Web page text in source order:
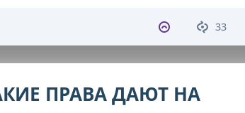
33
ПРАВА ДАЮТ НА